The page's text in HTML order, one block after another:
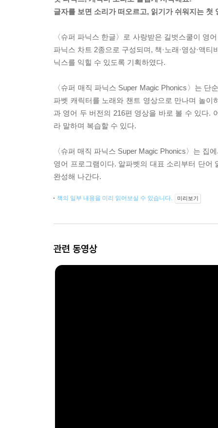
글자를 보면 소리가 떠오르고, 읽기가 쉬워지는 첫
〈슈퍼 파닉스 한글〉로 사랑받은 길벗스쿨이 영
파닉스 차트 2종으로 구성되며, 책·노래·영상·액
닉스를 익힐 수 있도록 기획하였다.
〈슈퍼 매직 파닉스 Super Magic Phonics〉는
파벳 캐릭터를 노래와 챈트 영상으로 만나며 놀
과 영어 두 버전의 216편 영상을 바로 볼 수 있다.
라 말하며 복습할 수 있다.
〈슈퍼 매직 파닉스 Super Magic Phonics〉는
영어 프로그램이다. 알파벳의 대표 소리부터 단
완성해 나간다.
책의 일부 내용을 미리 읽어보실 수 있습니다. 미리보기
관련 동영상